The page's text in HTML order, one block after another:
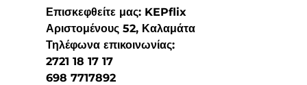
Επισκεφθείτε μας: KEPflix
Αριστομένους 52, Καλαμάτα
Τηλέφωνα επικοινωνίας:
2721 18 17 17
698 7717892